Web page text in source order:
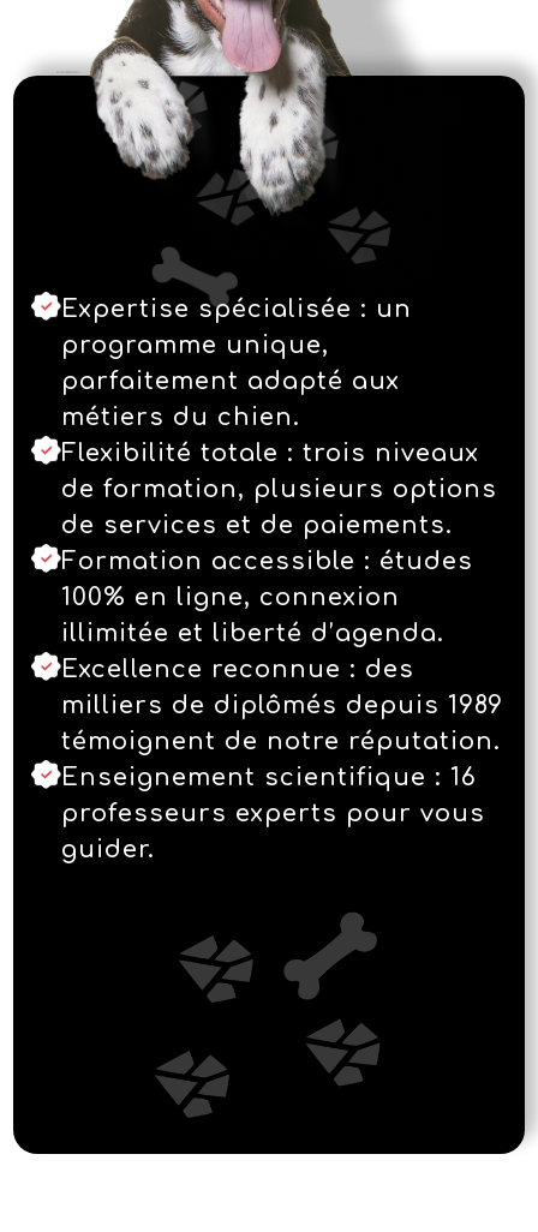
Expertise spécialisée : un
programme unique,
parfaitement adapté aux
métiers du chien.
Flexibilité totale : trois niveaux
de formation, plusieurs options
de services et de paiements.
Formation accessible : études
100% en ligne, connexion
illimitée et liberté d’agenda.
Excellence reconnue : des
milliers de diplômés depuis 1989
témoignent de notre réputation.
Enseignement scientifique : 16
professeurs experts pour vous
guider.